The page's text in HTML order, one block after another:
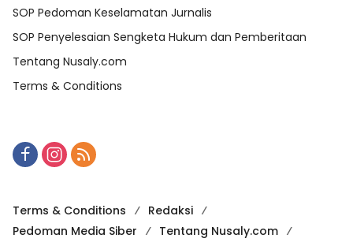
SOP Pedoman Keselamatan Jurnalis
SOP Penyelesaian Sengketa Hukum dan Pemberitaan
Tentang Nusaly.com
Terms & Conditions
Terms & Conditions
Redaksi
Pedoman Media Siber
Tentang Nusaly.com